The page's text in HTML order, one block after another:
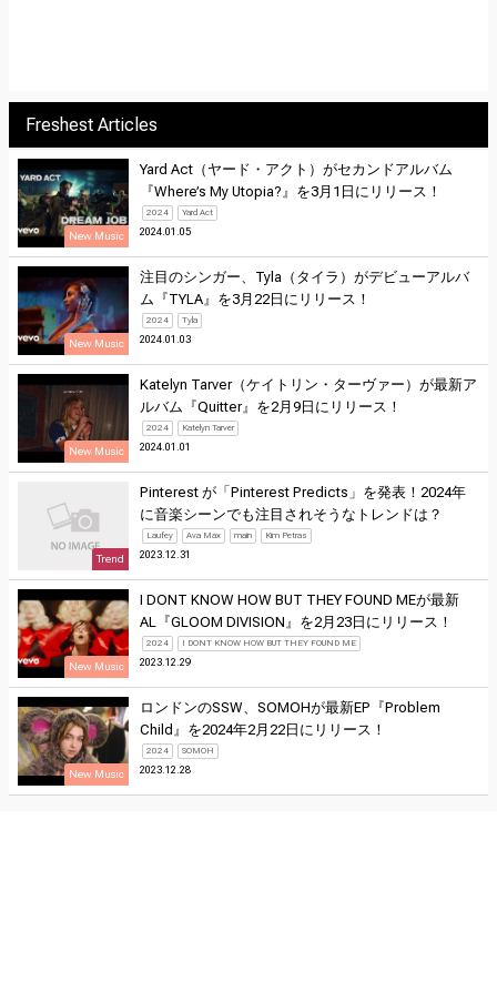
Freshest Articles
New Music
Yard Act（ヤード・アクト）がセカンドアルバム
『Where’s My Utopia?』を3月1日にリリース！
2024 Yard Act
2024.01.05
New Music
注目のシンガー、Tyla（タイラ）がデビューアルバ
ム『TYLA』を3月22日にリリース！
2024 Tyla
2024.01.03
New Music
Katelyn Tarver（ケイトリン・ターヴァー）が最新ア
ルバム『Quitter』を2月9日にリリース！
2024 Katelyn Tarver
2024.01.01
Trend
Pinterest が「Pinterest Predicts」を発表！2024年
に音楽シーンでも注目されそうなトレンドは？
Laufey Ava Max main Kim Petras
2023.12.31
New Music
I DONT KNOW HOW BUT THEY FOUND MEが最新
AL『GLOOM DIVISION』を2月23日にリリース！
2024 I DONT KNOW HOW BUT THEY FOUND ME
2023.12.29
New Music
ロンドンのSSW、SOMOHが最新EP『Problem
Child』を2024年2月22日にリリース！
2024 SOMOH
2023.12.28